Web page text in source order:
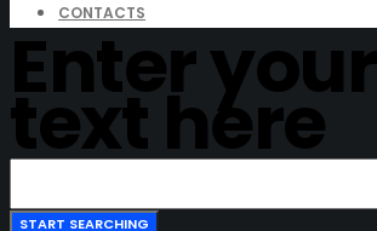
CONTACTS
Enter your
text here